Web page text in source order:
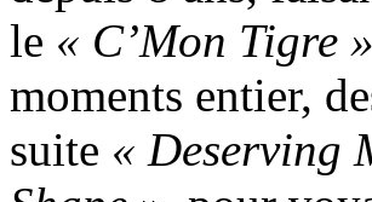
le « C’Mon Tigre »
moments entier,
suite « Deserving